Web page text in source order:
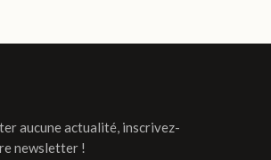
aucune actualité, inscrivez-
newsletter !